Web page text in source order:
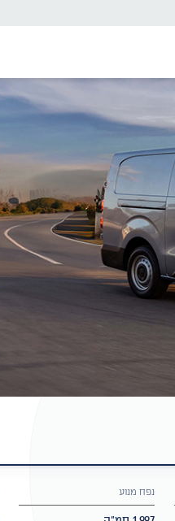
נפח מנוע